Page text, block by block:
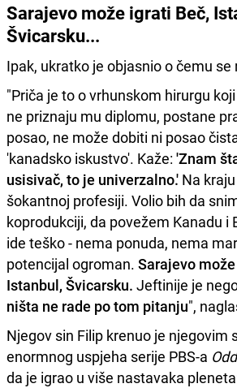
Sarajevo može igrati Beč,
Švicarsku...
Ipak, ukratko je objasnio o čemu se
"Priča je to o vrhunskom hirurgu
ne priznaju mu diplomu, postane
posao, ne može dobiti ni posao
'kanadsko iskustvo'. Kaže: 'Znam
usisivač, to je univerzalno.' Na
šokantnoj profesiji. Volio bih da
koprodukciji, da povežem Kanadu i
ide teško - nema ponuda, nema
potencijal ogroman. Sarajevo
Istanbul, Švicarsku. Jeftinije je
ništa ne rade po tom pitanju",
Njegov sin Filip krenuo je njegovim
enormnog uspjeha serije PBS-a
da je igrao u više nastavaka